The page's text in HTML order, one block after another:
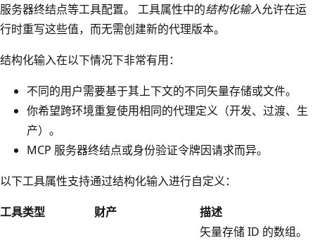
服务器终结点等工具配置。 工具属性中的结构化输入允许在运
行时重写这些值，而无需创建新的代理版本。
结构化输入在以下情况下非常有用：
不同的用户需要基于其上下文的不同矢量存储或文件。
你希望跨环境重复使用相同的代理定义（开发、过渡、生
产）。
MCP 服务器终结点或身份验证令牌因请求而异。
以下工具属性支持通过结构化输入进行自定义：
工具类型
财产 描述
矢量存储 ID 的数组。